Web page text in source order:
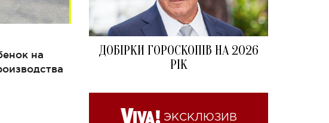
на
ДОБІРКИ ГОРОСКОПІВ НА 2026
РІК
ЭКСКЛЮЗИВ